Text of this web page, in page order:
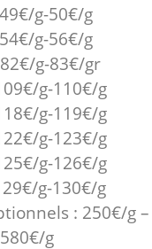
g-50€/g
g-56€/g
g-83€/gr
g-110€/g
g-119€/g
g-123€/g
g-126€/g
g-130€/g
: 250€/g –
580€/g